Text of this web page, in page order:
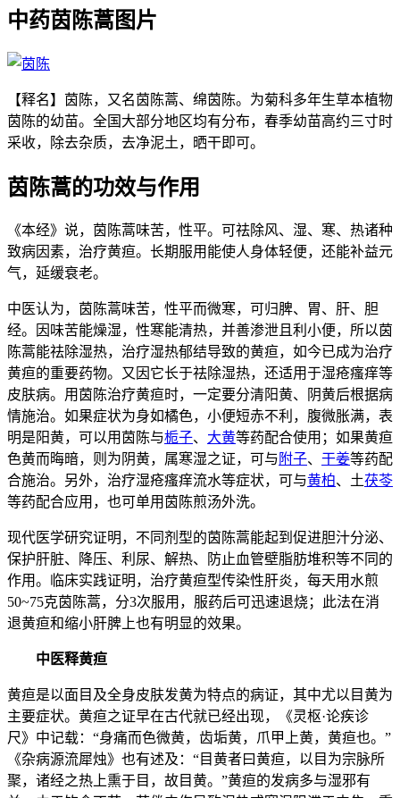
中药茵陈蒿图片
【释名】茵陈，又名茵陈蒿、绵茵陈。为菊科多年生草本植物
茵陈的幼苗。全国大部分地区均有分布，春季幼苗高约三寸时
采收，除去杂质，去净泥土，晒干即可。
茵陈蒿的功效与作用
《本经》说，茵陈蒿味苦，性平。可祛除风、湿、寒、热诸种
致病因素，治疗黄疸。长期服用能使人身体轻便，还能补益元
气，延缓衰老。
中医认为，茵陈蒿味苦，性平而微寒，可归脾、胃、肝、胆
经。因味苦能燥湿，性寒能清热，并善渗泄且利小便，所以茵
陈蒿能祛除湿热，治疗湿热郁结导致的黄疸，如今已成为治疗
黄疸的重要药物。又因它长于祛除湿热，还适用于湿疮瘙痒等
皮肤病。用茵陈治疗黄疸时，一定要分清阳黄、阴黄后根据病
情施治。如果症状为身如橘色，小便短赤不利，腹微胀满，表
明是阳黄，可以用茵陈与栀子、 大黄等药配合使用；如果黄疸
色黄而晦暗，则为阴黄，属寒湿之证，可与 附子、 干姜等药配
合施治。另外，治疗湿疮瘙痒流水等症状，可与黄柏、土茯苓
等药配合应用，也可单用茵陈煎汤外洗。
现代医学研究证明，不同剂型的茵陈蒿能起到促进胆汁分泌、
保护肝脏、降压、利尿、解热、防止血管壁脂肪堆积等不同的
作用。临床实践证明，治疗黄疸型传染性肝炎，每天用水煎
50~75克茵陈蒿，分3次服用，服药后可迅速退烧；此法在消
退黄疸和缩小肝脾上也有明显的效果。
中医释黄疸
黄疸是以面目及全身皮肤发黄为特点的病证，其中尤以目黄为
主要症状。黄疸之证早在古代就已经出现，《灵枢·论疾诊
尺》中记载：“身痛而色微黄，齿垢黄，爪甲上黄，黄疸也。”
《杂病源流犀烛》也有述及：“目黄者曰黄疸，以目为宗脉所
聚，诸经之热上熏于目，故目黄。”黄疸的发病多与湿邪有